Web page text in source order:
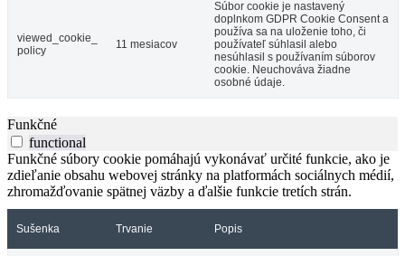
viewed_cookie_
policy
11 mesiacov
Súbor cookie je nastavený
doplnkom GDPR Cookie Consent a
používa sa na uloženie toho, či
používateľ súhlasil alebo
nesúhlasil s používaním súborov
cookie. Neuchováva žiadne
osobné údaje.
Funkčné
functional
Funkčné súbory cookie pomáhajú vykonávať určité funkcie, ako je
zdieľanie obsahu webovej stránky na platformách sociálnych médií,
zhromažďovanie spätnej väzby a ďalšie funkcie tretích strán.
Sušenka Trvanie Popis